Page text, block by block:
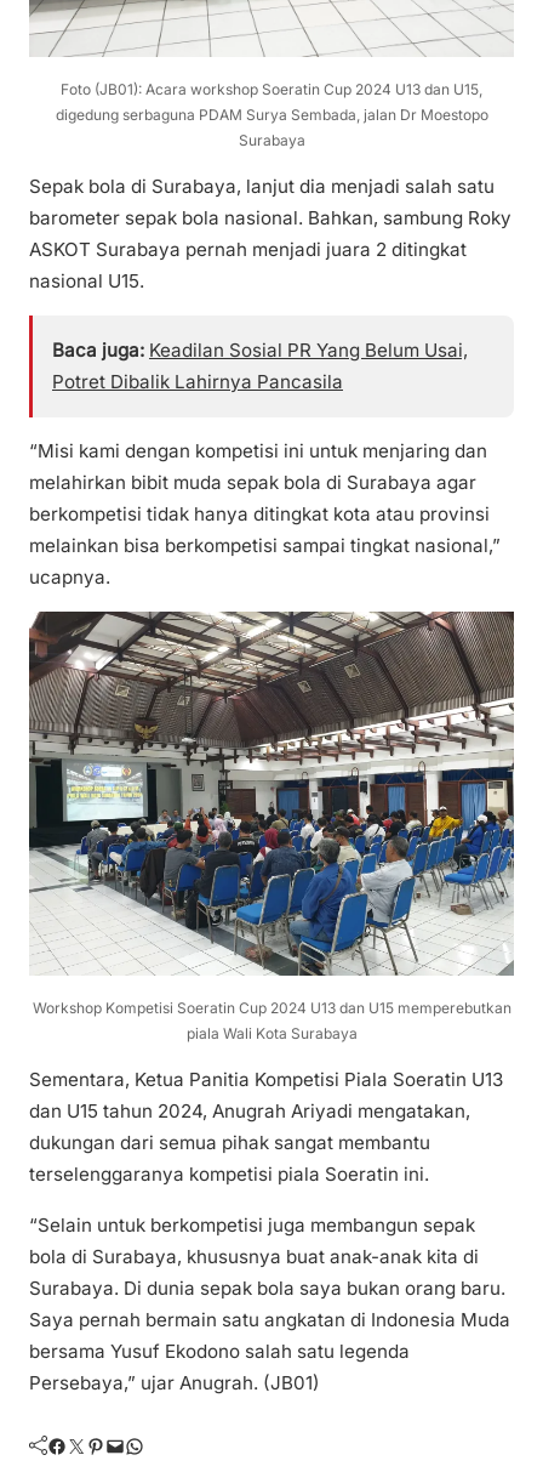
Foto (JB01): Acara workshop Soeratin Cup 2024 U13 dan U15,
digedung serbaguna PDAM Surya Sembada, jalan Dr Moestopo
Surabaya
Sepak bola di Surabaya, lanjut dia menjadi salah satu
barometer sepak bola nasional. Bahkan, sambung Roky
ASKOT Surabaya pernah menjadi juara 2 ditingkat
nasional U15.
Baca juga: Keadilan Sosial PR Yang Belum Usai,
Potret Dibalik Lahirnya Pancasila
“Misi kami dengan kompetisi ini untuk menjaring dan
melahirkan bibit muda sepak bola di Surabaya agar
berkompetisi tidak hanya ditingkat kota atau provinsi
melainkan bisa berkompetisi sampai tingkat nasional,”
ucapnya.
Workshop Kompetisi Soeratin Cup 2024 U13 dan U15 memperebutkan
piala Wali Kota Surabaya
Sementara, Ketua Panitia Kompetisi Piala Soeratin U13
dan U15 tahun 2024, Anugrah Ariyadi mengatakan,
dukungan dari semua pihak sangat membantu
terselenggaranya kompetisi piala Soeratin ini.
“Selain untuk berkompetisi juga membangun sepak
bola di Surabaya, khususnya buat anak-anak kita di
Surabaya. Di dunia sepak bola saya bukan orang baru.
Saya pernah bermain satu angkatan di Indonesia Muda
bersama Yusuf Ekodono salah satu legenda
Persebaya,” ujar Anugrah. (JB01)
Facebook Twitter Pinterest Mail WhatsApp